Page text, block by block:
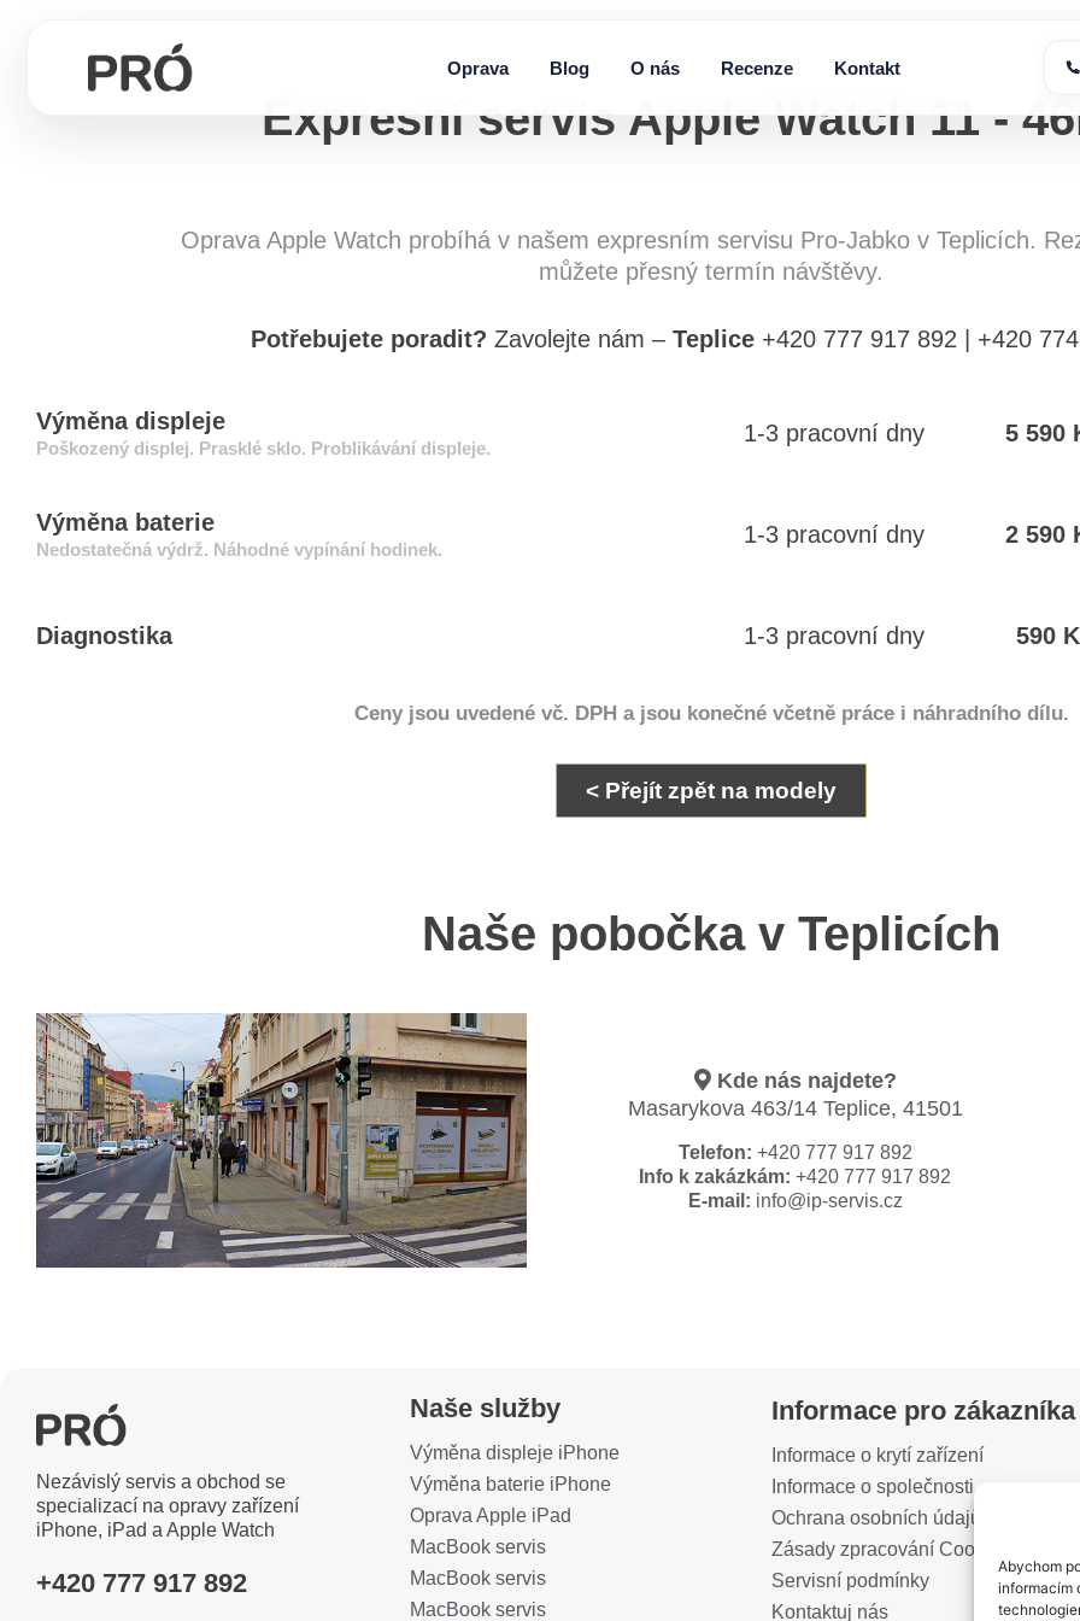
Abychom
informacím
Oprava Blog O nás Recenze Kontakt
Expresní servis Apple Watch 11 -
Oprava Apple Watch probíhá v našem expresním servisu Pro-Jabkov Teplicích.
můžete přesný termín návštěvy.
Potřebujete poradit? Zavolejte nám – Teplice+420 777 917 892 | +420
Výměna displeje
Poškozený displej. Prasklé sklo. Problikávání displeje.
1-3 pracovní dny 5 590
Výměna baterie
Nedostatečná výdrž. Náhodné vypínání hodinek.
1-3 pracovní dny 2 590
Diagnostika 1-3 pracovní dny 590
Ceny jsou uvedené vč. DPH a jsou konečné včetně práce i náhradního dílu.
< Přejít zpět na modely
Naše pobočka v Teplicích
Kde nás najdete?
Masarykova 463/14 Teplice, 41501
Telefon: +420 777 917 892
Info k zakázkám: +420 777 917 892
E-mail: info@ip-servis.cz
Nezávislý servis a obchod se
specializací na opravy zařízení
iPhone, iPad a Apple Watch
+420 777 917 892
Naše služby
Výměna displeje iPhone
Výměna baterie iPhone
Oprava Apple iPad
MacBook servis
MacBook servis
MacBook servis
Informace pro zákazníka
Informace o krytí zařízení
Informace o společnosti
Ochrana osobních údajů (GDPR)
Zásady zpracování Cookies
Servisní podmínky
Kontaktuj nás